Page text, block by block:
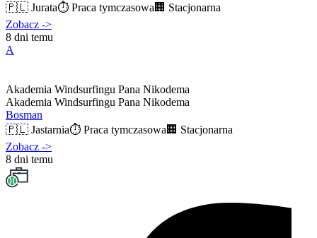
🇵🇱 Jurata⏱️ Praca tymczasowa🏢 Stacjonarna
Zobacz ->
8 dni temu
A
Akademia Windsurfingu Pana Nikodema
Akademia Windsurfingu Pana Nikodema
Bosman
🇵🇱 Jastarnia⏱️ Praca tymczasowa🏢 Stacjonarna
Zobacz ->
8 dni temu